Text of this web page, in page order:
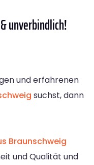
unverbindlich!
und erfahrenen
suchst, dann
Braunschweig
und Qualität und